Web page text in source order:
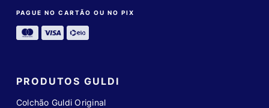
PAGUE NO CARTÃO OU NO PIX
PRODUTOS GULDI
Colchão Guldi Original